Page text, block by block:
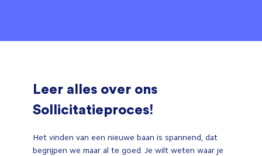
Leer alles over ons
Sollicitatieproces!
Het vinden van een nieuwe baan is spannend, dat
begrijpen we maar al te goed. Je wilt weten waar je